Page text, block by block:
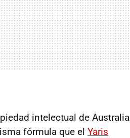
intelectual de Australia
fórmula que el Yaris